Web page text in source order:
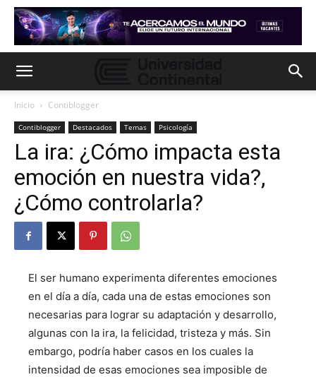
Inicio Contiblogger
Contiblogger Destacados Temas Psicología
La ira: ¿Cómo impacta esta
emoción en nuestra vida?,
¿Cómo controlarla?
El ser humano experimenta diferentes emociones
en el día a día, cada una de estas emociones son
necesarias para lograr su adaptación y desarrollo,
algunas con la ira, la felicidad, tristeza y más. Sin
embargo, podría haber casos en los cuales la
intensidad de esas emociones sea imposible de